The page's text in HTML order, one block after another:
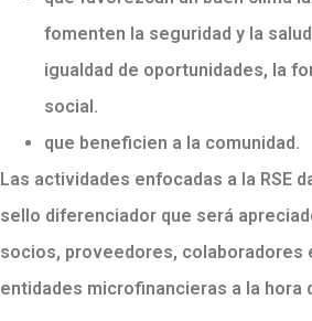
fomenten la seguridad y la
igualdad de oportunidades, la
social.
que beneficien a la comunidad.
Las actividades enfocadas a la RSE
sello diferenciador que será
socios, proveedores, colaboradores
entidades microfinancieras a la hora